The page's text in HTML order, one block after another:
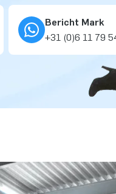
Bericht Mark
+31 (0)6 11 79